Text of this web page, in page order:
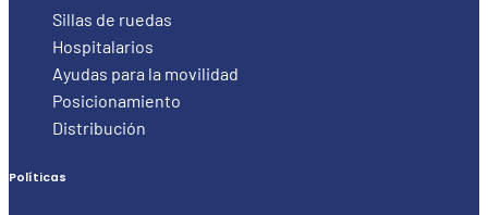
Sillas de ruedas
Hospitalarios
Ayudas para la movilidad
Posicionamiento
Distribución
Políticas